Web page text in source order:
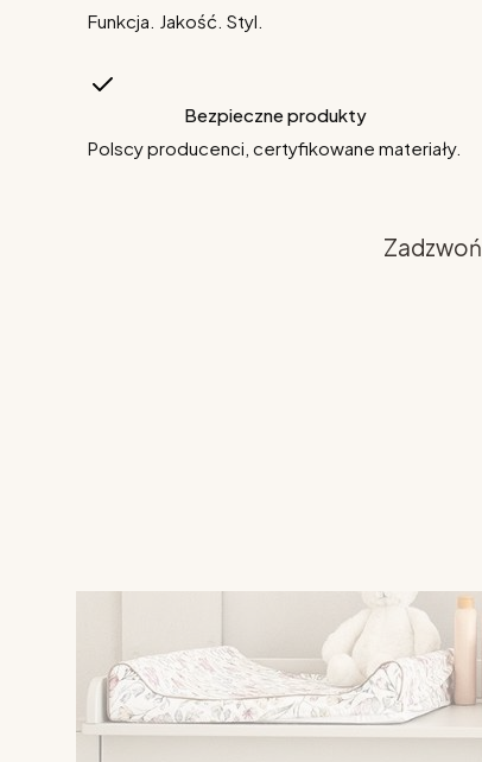
Funkcja. Jakość. Styl.
Bezpieczne produkty
Polscy producenci, certyfikowane materiały.